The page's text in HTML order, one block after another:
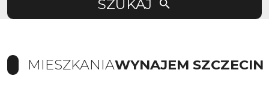
SZUKAJ
MIESZKANIAWYNAJEM SZCZECIN